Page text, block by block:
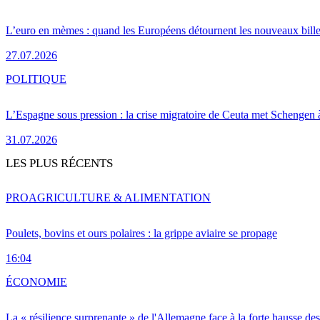
L’euro en mèmes : quand les Européens détournent les nouveaux
27.07.2026
L’Espagne sous pression : la crise migratoire de Ceuta met Schengen
31.07.2026
POLITIQUE
LES PLUS RÉCENTS
Poulets, bovins et ours polaires : la grippe aviaire se propage
16:04
PROAGRICULTURE & ALIMENTATION
La « résilience surprenante » de l'Allemagne face à la forte hausse
ÉCONOMIE